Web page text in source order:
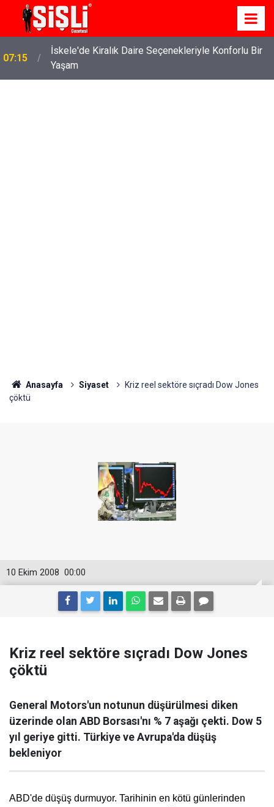
07:15
İskele'de Kiralık Daire Seçenekleriyle Konforlu Bir
Yaşam
Anasayfa Siyaset
Kriz reel sektöre sıçradı Dow Jones
çöktü
00:00
10 Ekim 2008
Kriz reel sektöre sıçradı Dow Jones
çöktü
General Motors'un notunun düşürülmesi diken
üzerinde olan ABD Borsası'nı % 7 aşağı çekti. Dow 5
yıl geriye gitti. Türkiye ve Avrupa'da düşüş
bekleniyor
ABD'de düşüş durmuyor. Tarihinin en kötü günlerinden